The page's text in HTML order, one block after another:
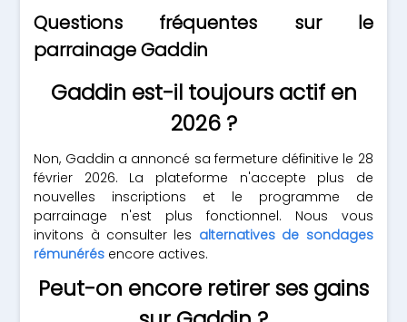
Questions fréquentes sur le
parrainage Gaddin
Gaddin est-il toujours actif en
2026 ?
Non, Gaddin a annoncé sa fermeture définitive le 28
février 2026. La plateforme n'accepte plus de
nouvelles inscriptions et le programme de
parrainage n'est plus fonctionnel. Nous vous
invitons à consulter les alternatives de sondages
rémunérés encore actives.
Peut-on encore retirer ses gains